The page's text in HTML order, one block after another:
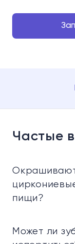
Частые
пищи?
Может ли